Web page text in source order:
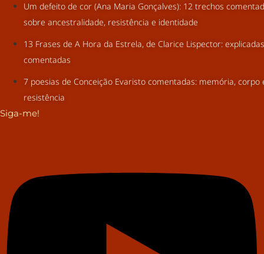
Um defeito de cor (Ana Maria Gonçalves): 12 trechos
sobre ancestralidade, resistência e identidade
13 Frases de A Hora da Estrela, de Clarice Lispector:
comentadas
7 poesias de Conceição Evaristo comentadas: memória, corpo
resistência
Siga-me!